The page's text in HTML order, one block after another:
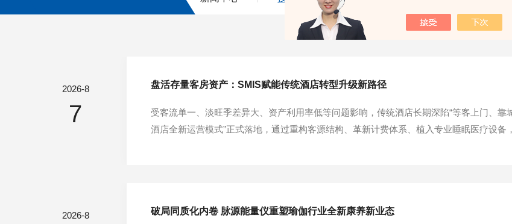
2026-8
7
盘活存量客房资产：SMIS赋能传统酒店转型升级新路径
受客流单一、淡旺季差异大、资产利用率低等问题影响，传统酒店长期深陷“等客上门、
酒店全新运营模式”正式落地，通过重构客源结构、革新计费体系、植入专业睡眠医疗设
2026-8 破局同质化内卷 脉源能量仪重塑瑜伽行业全新康养新业态